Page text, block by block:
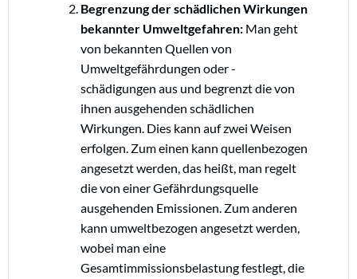
Begrenzung der schädlichen Wirkungen
bekannter Umweltgefahren: Man geht
von bekannten Quellen von
Umweltgefährdungen oder -
schädigungen aus und begrenzt die von
ihnen ausgehenden schädlichen
Wirkungen. Dies kann auf zwei Weisen
erfolgen. Zum einen kann quellenbezogen
angesetzt werden, das heißt, man regelt
die von einer Gefährdungsquelle
ausgehenden Emissionen. Zum anderen
kann umweltbezogen angesetzt werden,
wobei man eine
Gesamtimmissionsbelastung festlegt, die